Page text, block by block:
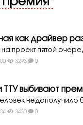
как драйвер
на проект пятой
3293 0
ТТУ выбивают
недополучило
3430 0